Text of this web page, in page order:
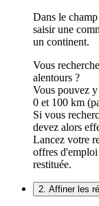
Dans le
saisir une
un continent.
Vous
alentours ?
Vous pouvez
0 et 100 km
Si vous
devez alors
Lancez votre
offres d'emploi
restituée.
2. Affiner les